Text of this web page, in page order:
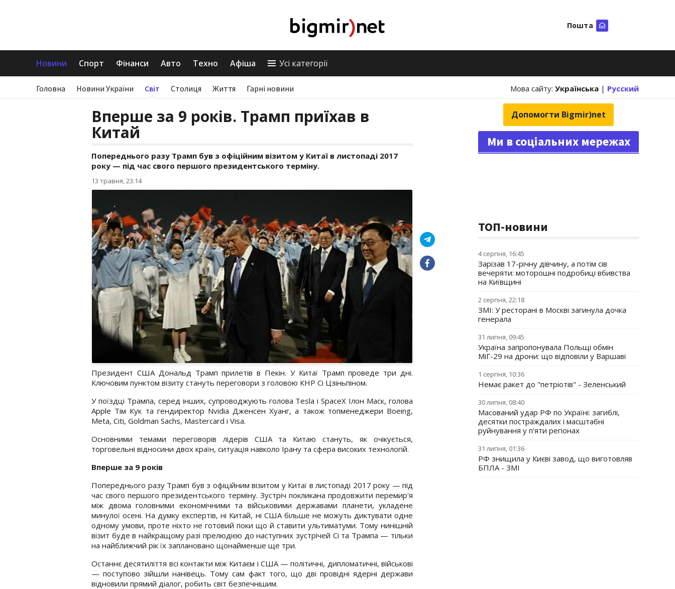
Пошта
Новини Спорт Фінанси Авто Техно Афіша Усі категорії
Головна Новини України Світ Столиця Життя Гарні новини Мова сайту: Українська | Русский
Вперше за 9 років. Трамп приїхав в
Китай
Попереднього разу Трамп був з офіційним візитом у Китаї в листопаді 2017
року — під час свого першого президентського терміну.
13 травня, 23:14
Президент США Дональд Трамп прилетів в Пекін. У Китаї Трамп проведе три дні.
Ключовим пунктом візиту стануть переговори з головою КНР Сі Цзіньпіном.
У поїздці Трампа, серед інших, супроводжують голова Tesla і SpaceX Ілон Маск, голова
Apple Тім Кук та гендиректор Nvidia Дженсен Хуанг, а також топменеджери Boeing,
Meta, Citi, Goldman Sachs, Mastercard і Visa.
Основними темами переговорів лідерів США та Китаю стануть, як очікується,
торговельні відносини двох країн, ситуація навколо Ірану та сфера високих технологій.
Вперше за 9 років
Попереднього разу Трамп був з офіційним візитом у Китаї в листопаді 2017 року — під
час свого першого президентського терміну. Зустріч покликана продовжити перемир'я
між двома головними економічними та військовими державами планети, укладене
минулої осені. На думку експертів, ні Китай, ні США більше не можуть диктувати одне
одному умови, проте ніхто не готовий поки що й ставити ультиматуми. Тому нинішній
візит буде в найкращому разі прелюдією до наступних зустрічей Сі та Трампа — тільки
на найближчий рік їх заплановано щонайменше ще три.
Останнє десятиліття всі контакти між Китаєм і США — політичні, дипломатичні, військові
— поступово зійшли нанівець. Тому сам факт того, що дві провідні ядерні держави
відновили прямий діалог, робить світ безпечнішим.
Допомогти Bigmir)net
Ми в соціальних мережах
ТОП-новини
4 серпня, 16:45
Зарізав 17-річну дівчину, а потім сів
вечеряти: моторошні подробиці вбивства
на Київщині
2 серпня, 22:18
ЗМІ: У ресторані в Москві загинула дочка
генерала
31 липня, 09:45
Україна запропонувала Польщі обмін
МіГ-29 на дрони: що відповіли у Варшаві
1 серпня, 10:36
Немає ракет до "петріотів" - Зеленський
30 липня, 08:40
Масований удар РФ по Україні: загиблі,
десятки постраждалих і масштабні
руйнування у п'яти регіонах
31 липня, 01:36
РФ знищила у Києві завод, що виготовляв
БПЛА - ЗМІ